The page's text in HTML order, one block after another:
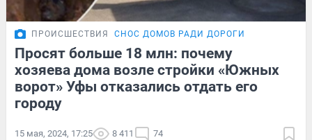
ПРОИСШЕСТВИЯ СНОС ДОМОВ РАДИ ДОРОГИ
Просят больше 18 млн: почему
хозяева дома возле стройки «Южных
ворот» Уфы отказались отдать его
городу
15 мая, 2024, 17:25 8 411 74